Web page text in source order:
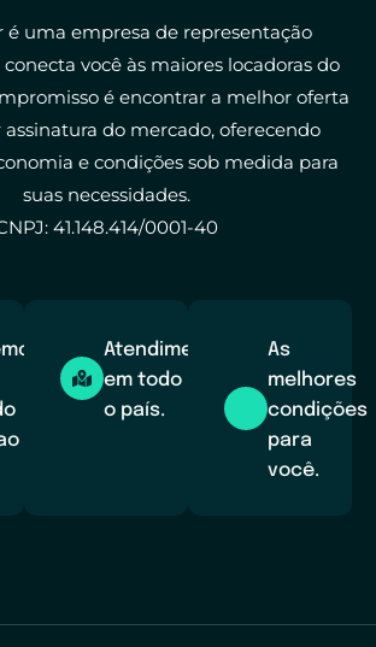
é uma empresa de representação
você às maiores locadoras do
é encontrar a melhor oferta
do mercado, oferecendo
e condições sob medida para
suas necessidades.
41.148.414/0001-40
Atendimento
em todo
o país.
As
melhores
condições
para
você.